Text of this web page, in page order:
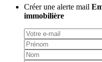
Créer une alerte mail
immobilière